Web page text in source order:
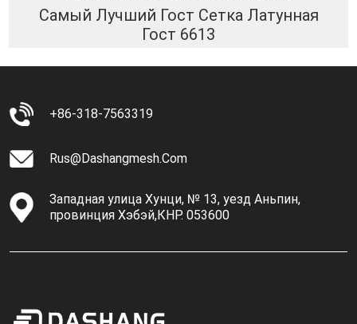
Самый Лучший Гост Сетка Латунная
Гост 6613
+86-318-7563319
Rus@dashangmesh.com
Западная улица Хунци, № 13, уезд Аньпин,
провинция Хэбэй,КНР. 053600